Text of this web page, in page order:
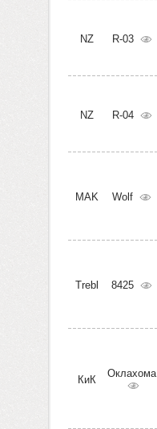
NZ R-03
NZ R-04
MAK Wolf
Trebl 8425
КиК
Оклахома